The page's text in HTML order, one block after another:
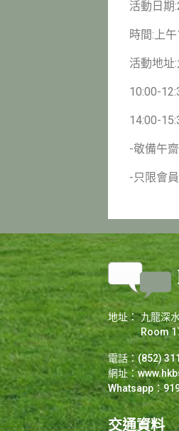
活動日
時間:上
活動地址
10:00-
14:00-
-敬備午齋
-只限會
地址： 九龍深
Room
電話：(852)
網址：
Whatsapp：
交通資料